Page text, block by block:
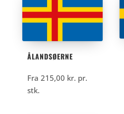
ÅLANDSØERNE
Fra 215,00 kr. pr.
stk.